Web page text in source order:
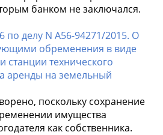
банком не заключался.
по делу N А56-94271/2015. О
обременения в виде
станции технического
аренды на земельный
поскольку сохранение
имущества
как собственника.